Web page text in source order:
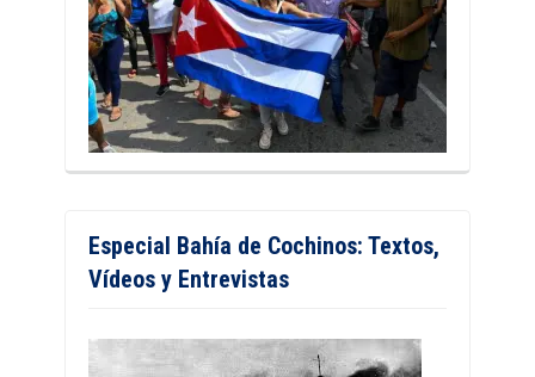
Especial Bahía de Cochinos: Textos,
Vídeos y Entrevistas